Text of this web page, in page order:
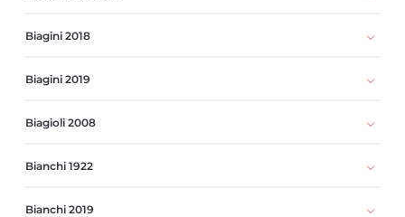
Biagini 2018
Biagini 2019
Biagioli 2008
Bianchi 1922
Bianchi 2019